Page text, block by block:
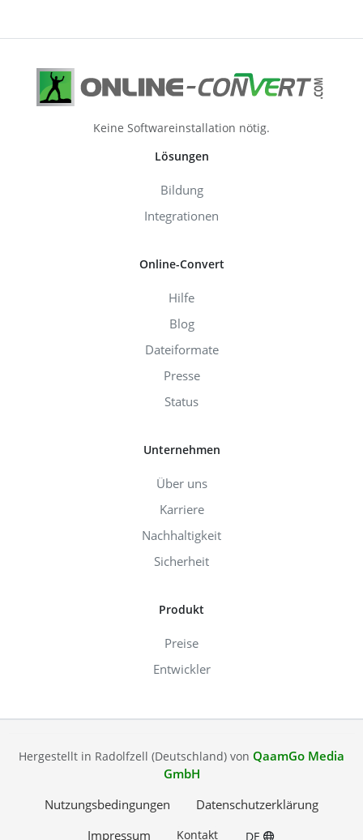
Keine Softwareinstallation nötig.
Lösungen
Bildung
Integrationen
Online-Convert
Hilfe
Blog
Dateiformate
Presse
Status
Unternehmen
Über uns
Karriere
Nachhaltigkeit
Sicherheit
Produkt
Preise
Entwickler
Hergestellt in Radolfzell (Deutschland) von QaamGo Media
GmbH
Nutzungsbedingungen
Datenschutzerklärung
Impressum
Kontakt DE